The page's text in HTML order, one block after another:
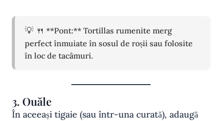
🍴 **Pont:** Tortillas rumenite merg
perfect înmuiate în sosul de roșii sau folosite
în loc de tacâmuri.
3. Ouăle
În aceeași tigaie (sau într-una curată), adaugă